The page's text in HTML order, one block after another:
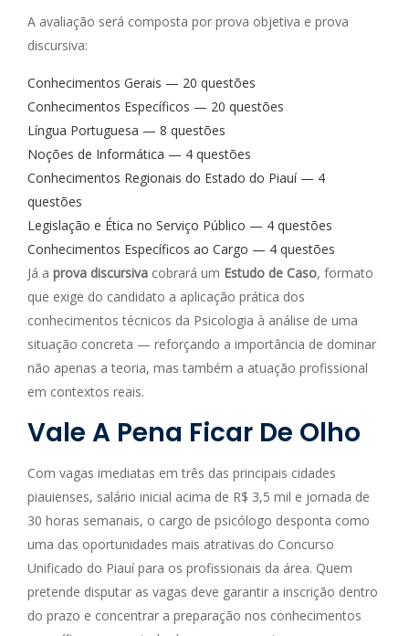
A avaliação será composta por prova objetiva e prova
discursiva:
Conhecimentos Gerais — 20 questões
Conhecimentos Específicos — 20 questões
Língua Portuguesa — 8 questões
Noções de Informática — 4 questões
Conhecimentos Regionais do Estado do Piauí — 4
questões
Legislação e Ética no Serviço Público — 4 questões
Conhecimentos Específicos ao Cargo — 4 questões
Já a prova discursiva cobrará um Estudo de Caso, formato
que exige do candidato a aplicação prática dos
conhecimentos técnicos da Psicologia à análise de uma
situação concreta — reforçando a importância de dominar
não apenas a teoria, mas também a atuação profissional
em contextos reais.
Vale A Pena Ficar De Olho
Com vagas imediatas em três das principais cidades
piauienses, salário inicial acima de R$ 3,5 mil e jornada de
30 horas semanais, o cargo de psicólogo desponta como
uma das oportunidades mais atrativas do Concurso
Unificado do Piauí para os profissionais da área. Quem
pretende disputar as vagas deve garantir a inscrição dentro
do prazo e concentrar a preparação nos conhecimentos